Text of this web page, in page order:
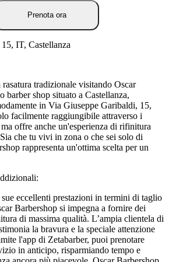
Prenota ora
IT, Castellanza
tradizionale visitando Oscar
barber shop situato a Castellanza,
in Via Giuseppe Garibaldi, 15,
facilmente raggiungibile attraverso i
offre anche un'esperienza di rifinitura
che tu vivi in zona o che sei solo di
rappresenta un'ottima scelta per un
eccellenti prestazioni in termini di taglio
Barbershop si impegna a fornire dei
di massima qualità. L’ampia clientela di
la bravura e la speciale attenzione
l'app di Zetabarber, puoi prenotare
in anticipo, risparmiando tempo e